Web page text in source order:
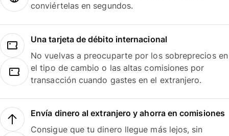
conviértelas en segundos.
Una tarjeta de débito internacional
No vuelvas a preocuparte por los sobreprecios en
el tipo de cambio o las altas comisiones por
transacción cuando gastes en el extranjero.
Envía dinero al extranjero y ahorra en comisiones
Consigue que tu dinero llegue más lejos, sin